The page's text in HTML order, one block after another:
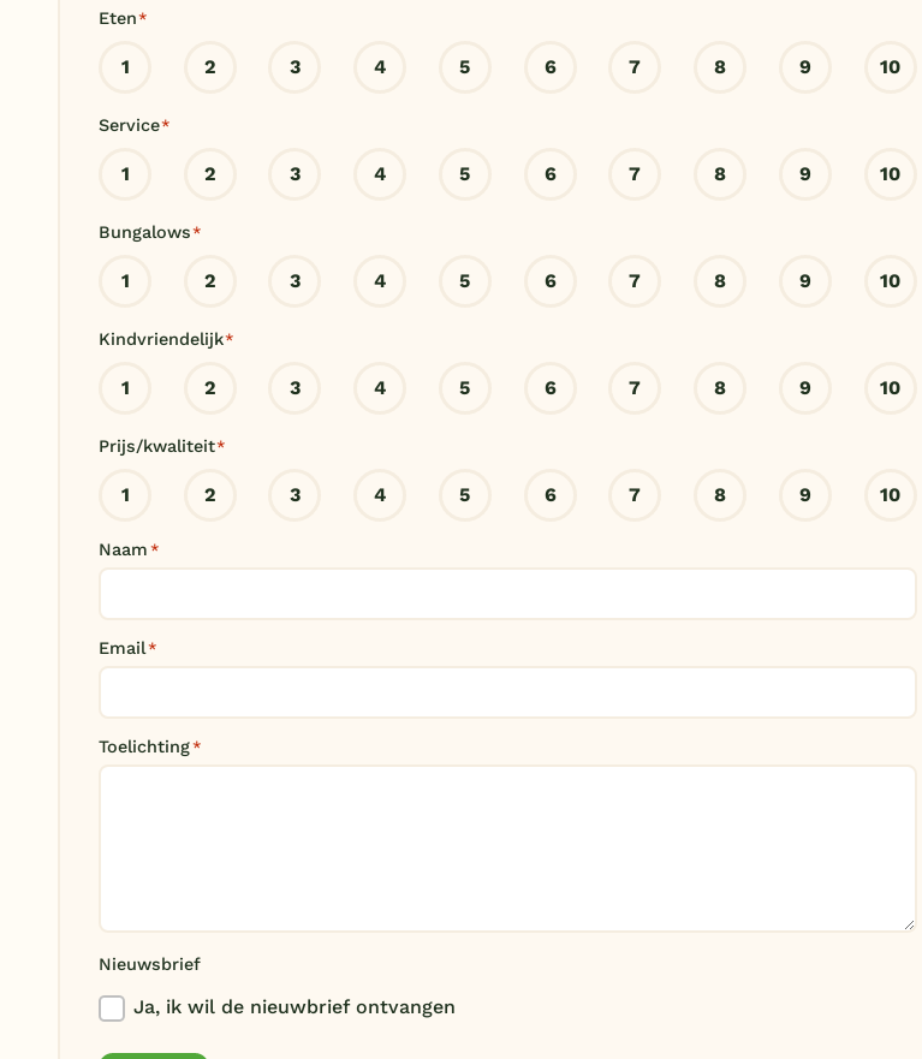
Eten*
1 2 3 4 5 6 7 8 9 10
Service*
1 2 3 4 5 6 7 8 9 10
Bungalows*
1 2 3 4 5 6 7 8 9 10
Kindvriendelijk*
1 2 3 4 5 6 7 8 9 10
Prijs/kwaliteit*
1 2 3 4 5 6 7 8 9 10
Naam *
Email*
Toelichting*
Nieuwsbrief
Ja, ik wil de nieuwbrief ontvangen